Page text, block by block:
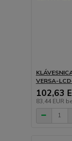
VERSA-
102,63
83,44 EUR